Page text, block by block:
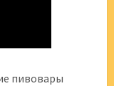
пивовары